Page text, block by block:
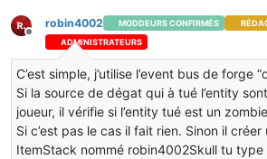
Hors-ligne
robin4002 MODDEURS CONFIRMÉS
ADMINISTRATEURS
C’est simple, j’utilise l’event bus de forge
Si la source de dégat qui à tué l’entity
joueur, il vérifie si l’entity tué est un
Si c’est pas le cas il fait rien. Sinon il créer
ItemStack nommé robin4002Skull tu